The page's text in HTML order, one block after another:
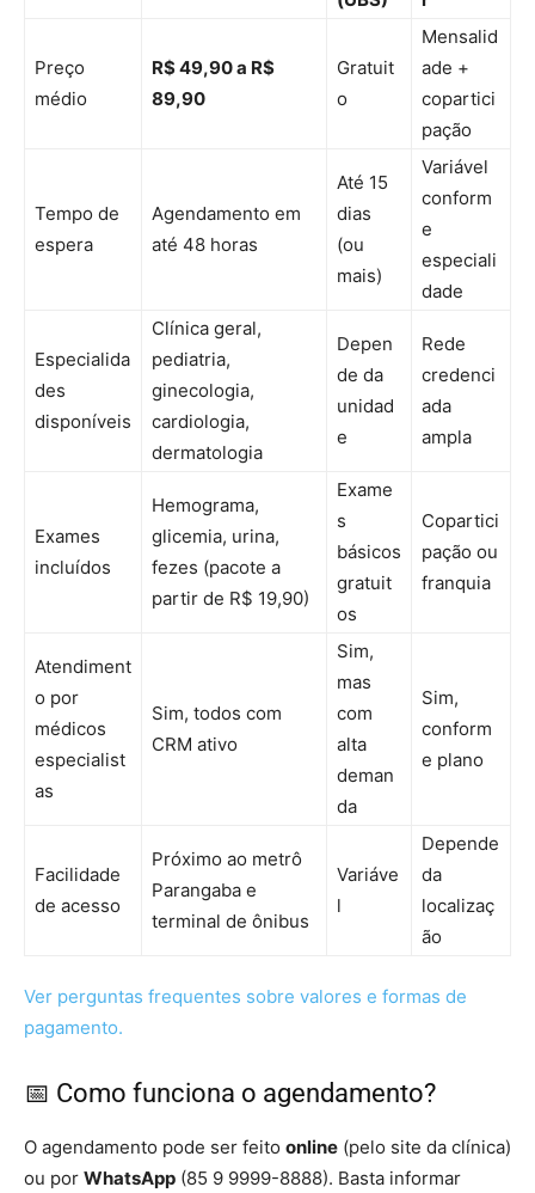
Preço
médio
R$ 49,90 a R$
89,90
Gratuit
o
Mensalid
ade +
copartici
pação
Tempo de
espera
Agendamento em
até 48 horas
Até 15
dias
(ou
mais)
Variável
conform
e
especiali
dade
Especialida
des
disponíveis
Clínica geral,
pediatria,
ginecologia,
cardiologia,
dermatologia
Depen
de da
unidad
e
Rede
credenci
ada
ampla
Exames
incluídos
Hemograma,
glicemia, urina,
fezes (pacote a
partir de R$ 19,90)
Exame
s
básicos
gratuit
os
Copartici
pação ou
franquia
Atendiment
o por
médicos
especialist
as
Sim, todos com
CRM ativo
Sim,
mas
com
alta
deman
da
Sim,
conform
e plano
Facilidade
de acesso
Próximo ao metrô
Parangaba e
terminal de ônibus
Variáve
l
Depende
da
localizaç
ão
Ver perguntas frequentes sobre valores e formas de
pagamento.
📅 Como funciona o agendamento?
O agendamento pode ser feito online (pelo site da clínica)
ou por WhatsApp (85 9 9999-8888). Basta informar